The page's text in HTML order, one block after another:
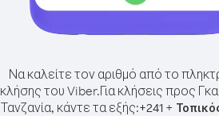
Να καλείτε τον αριθμό από το
κλήσης του Viber.Για κλήσεις προς
Τανζανία, κάντε τα εξής:+241 +